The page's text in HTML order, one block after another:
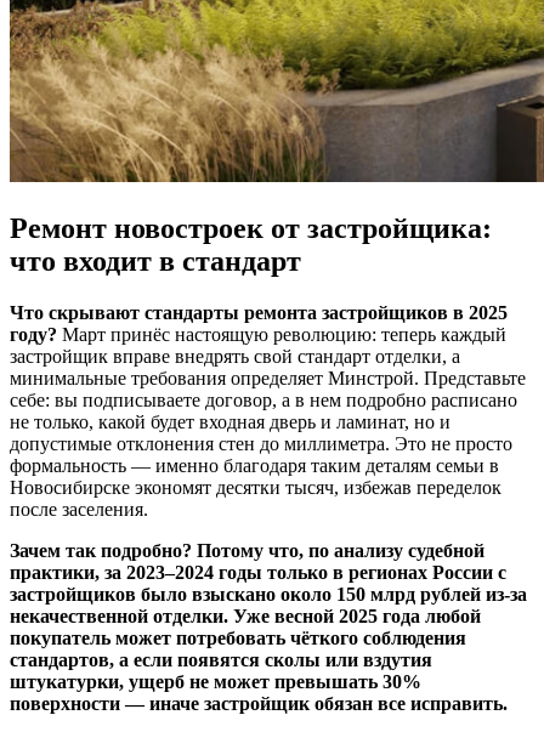
Ремонт новостроек от застройщика:
что входит в стандарт
Что скрывают стандарты ремонта застройщиков в 2025
году? Март принёс настоящую революцию: теперь каждый
застройщик вправе внедрять свой стандарт отделки, а
минимальные требования определяет Минстрой. Представьте
себе: вы подписываете договор, а в нем подробно расписано
не только, какой будет входная дверь и ламинат, но и
допустимые отклонения стен до миллиметра. Это не просто
формальность — именно благодаря таким деталям семьи в
Новосибирске экономят десятки тысяч, избежав переделок
после заселения.
Зачем так подробно? Потому что, по анализу судебной
практики, за 2023–2024 годы только в регионах России с
застройщиков было взыскано около 150 млрд рублей из-за
некачественной отделки. Уже весной 2025 года любой
покупатель может потребовать чёткого соблюдения
стандартов, а если появятся сколы или вздутия
штукатурки, ущерб не может превышать 30%
поверхности — иначе застройщик обязан все исправить.